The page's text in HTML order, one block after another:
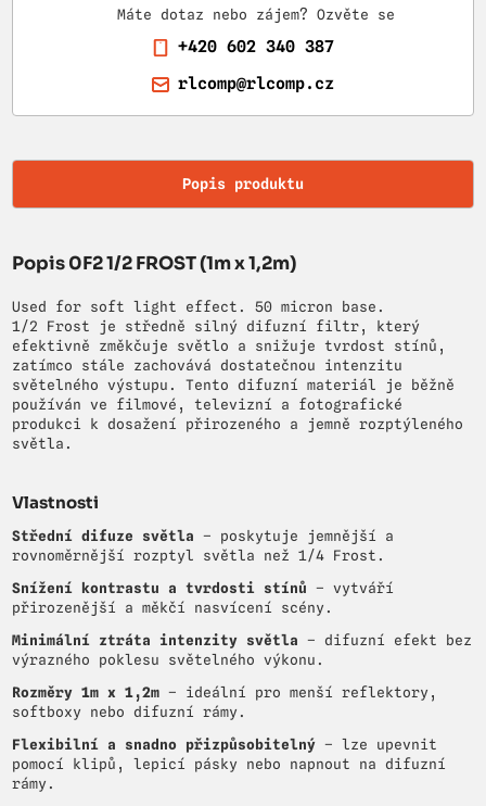
Máte dotaz nebo zájem? Ozvěte se
+420 602 340 387
rlcomp@rlcomp.cz
Popis produktu
Popis 0F2 1/2 FROST (1m x 1,2m)
Used for soft light effect. 50 micron base.
1/2 Frost je středně silný difuzní filtr, který
efektivně změkčuje světlo a snižuje tvrdost stínů,
zatímco stále zachovává dostatečnou intenzitu
světelného výstupu. Tento difuzní materiál je běžně
používán ve filmové, televizní a fotografické
produkci k dosažení přirozeného a jemně rozptýleného
světla.
Vlastnosti
Střední difuze světla – poskytuje jemnější a
rovnoměrnější rozptyl světla než 1/4 Frost.
Snížení kontrastu a tvrdosti stínů – vytváří
přirozenější a měkčí nasvícení scény.
Minimální ztráta intenzity světla – difuzní efekt bez
výrazného poklesu světelného výkonu.
Rozměry 1m x 1,2m – ideální pro menší reflektory,
softboxy nebo difuzní rámy.
Flexibilní a snadno přizpůsobitelný – lze upevnit
pomocí klipů, lepicí pásky nebo napnout na difuzní
rámy.